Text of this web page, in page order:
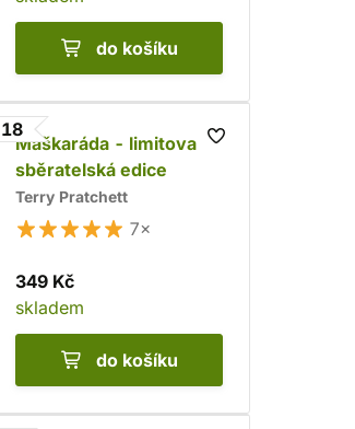
do košíku
18
Maškaráda - limitovaná
sběratelská edice
Terry Pratchett
7×
349 Kč
skladem
do košíku